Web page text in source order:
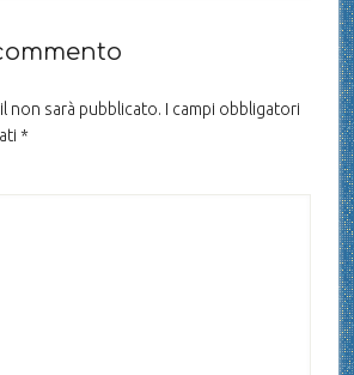
non sarà pubblicato. I campi obbligatori
*